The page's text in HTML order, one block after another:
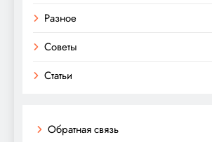
Разное
Советы
Статьи
Обратная связь